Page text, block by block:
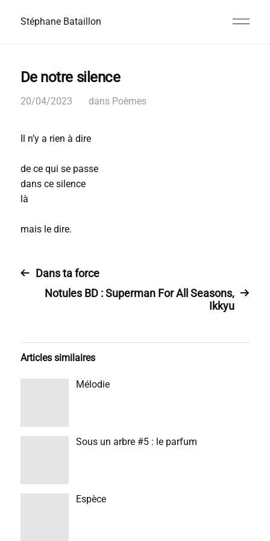
Stéphane Bataillon
De notre silence
20/04/2023 dans Poèmes
Il n’y a rien à dire
de ce qui se passe
dans ce silence
là
mais le dire.
Dans ta force
Notules BD : Superman For All Seasons,
Ikkyu
Articles similaires
Mélodie
Sous un arbre #5 : le parfum
Espèce